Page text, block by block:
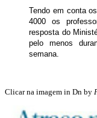
Tendo em conta
4000 os
resposta do
pelo menos
semana.
Clicar na imagem in Dn by